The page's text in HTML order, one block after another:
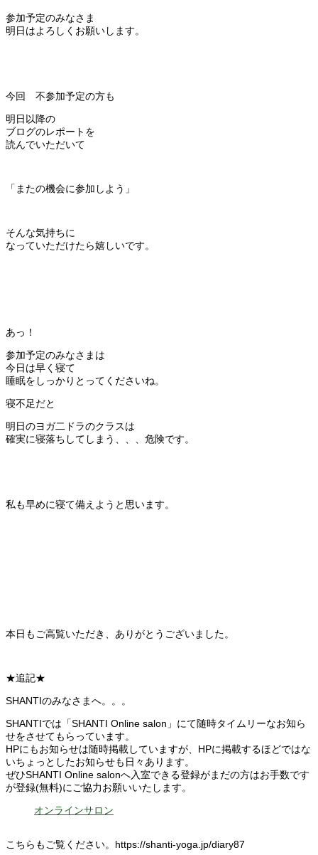
参加予定のみなさま
明日はよろしくお願いします。
今回 不参加予定の方も
明日以降の
ブログのレポートを
読んでいただいて
「またの機会に参加しよう」
そんな気持ちに
なっていただけたら嬉しいです。
あっ！
参加予定のみなさまは
今日は早く寝て
睡眠をしっかりとってくださいね。
寝不足だと
明日のヨガ二ドラのクラスは
確実に寝落ちしてしまう、、、危険です。
私も早めに寝て備えようと思います。
本日もご高覧いただき、ありがとうございました。
★追記★
SHANTIのみなさまへ。。。
SHANTIでは「SHANTI Online salon」にて随時タイムリーなお知ら
せをさせてもらっています。
HPにもお知らせは随時掲載していますが、HPに掲載するほどではな
いちょっとしたお知らせも日々あります。
ぜひSHANTI Online salonへ入室できる登録がまだの方はお手数です
が登録(無料)にご協力お願いいたします。
オンラインサロン
こちらもご覧ください。https://shanti-yoga.jp/diary87